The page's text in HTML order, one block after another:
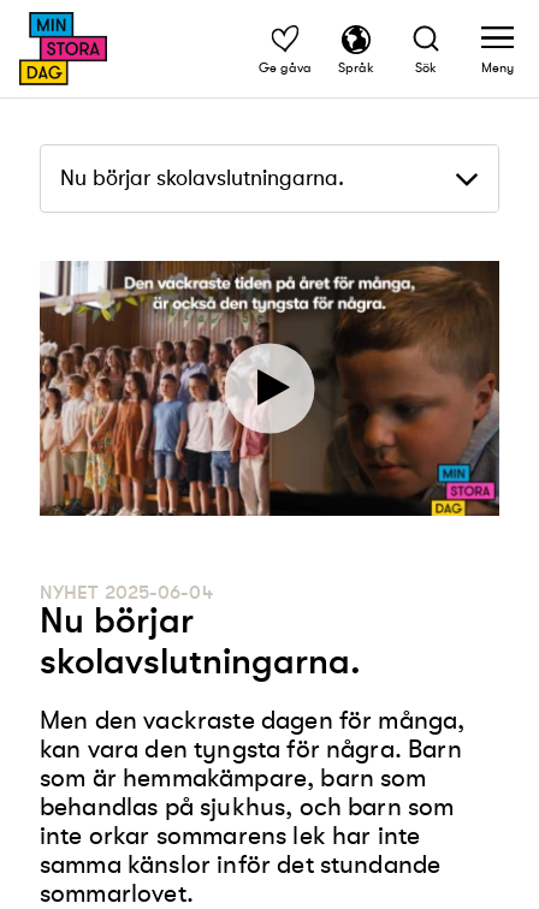
Ge gåva Språk Sök Meny
Nu börjar skolavslutningarna.
NYHET 2025-06-04
Nu börjar
skolavslutningarna.
Men den vackraste dagen för många,
kan vara den tyngsta för några. Barn
som är hemmakämpare, barn som
behandlas på sjukhus, och barn som
inte orkar sommarens lek har inte
samma känslor inför det stundande
sommarlovet.